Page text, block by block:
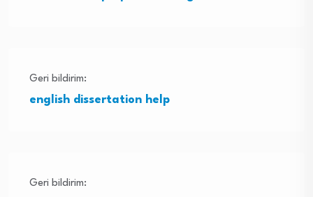
Geri bildirim:
english dissertation help
Geri bildirim: